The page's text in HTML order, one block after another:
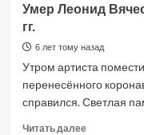
Лавин
с
(видео)
Умер Леонид
гг.
6 лет тому назад
Утром артиста
перенесённого
справился. Светлая
Читать далееПрочитать